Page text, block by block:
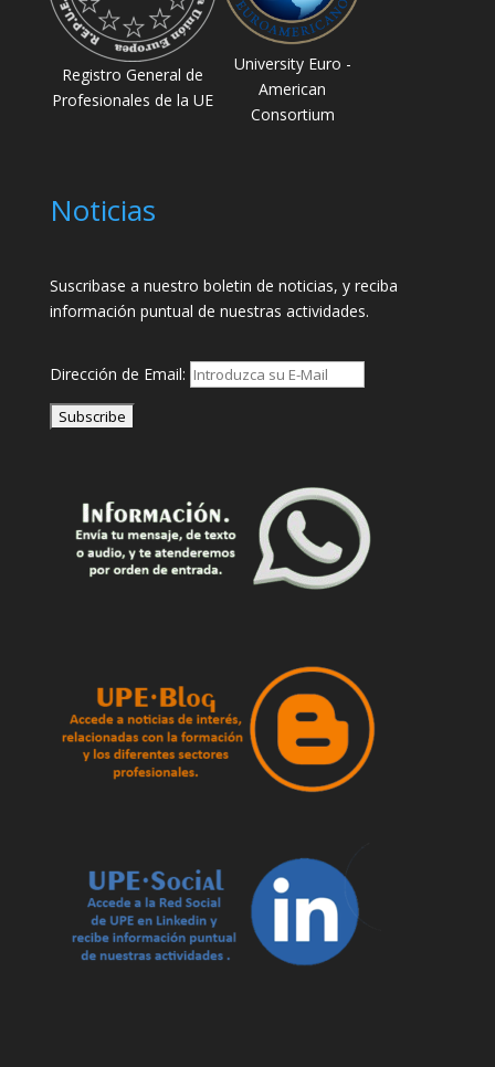
Registro General de
Profesionales de la UE
University Euro -
American
Consortium
Noticias
Suscribase a nuestro boletin de noticias, y reciba
información puntual de nuestras actividades.
Dirección de Email: